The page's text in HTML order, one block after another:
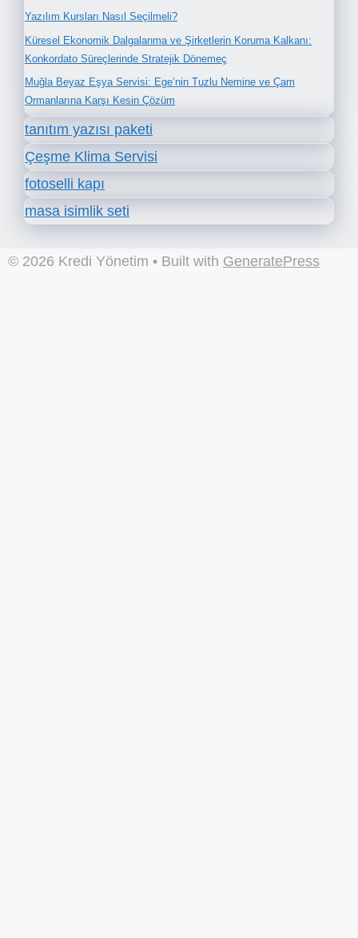
Yazılım Kursları Nasıl Seçilmeli?
Küresel Ekonomik Dalgalanma ve Şirketlerin Koruma Kalkanı:
Konkordato Süreçlerinde Stratejik Dönemeç
Muğla Beyaz Eşya Servisi: Ege’nin Tuzlu Nemine ve Çam
Ormanlarına Karşı Kesin Çözüm
tanıtım yazısı paketi
Çeşme Klima Servisi
fotoselli kapı
masa isimlik seti
© 2026 Kredi Yönetim • Built with GeneratePress